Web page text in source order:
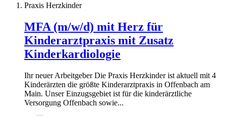
Praxis Herzkinder
MFA (m/w/d) mit Herz für
Kinderarztpraxis mit Zusatz
Kinderkardiologie
Ihr neuer Arbeitgeber Die Praxis Herzkinder ist aktuell mit 4
Kinderärzten die größte Kinderarztpraxis in Offenbach am
Main. Unser Einzugsgebiet ist für die kinderärztliche
Versorgung Offenbach sowie...